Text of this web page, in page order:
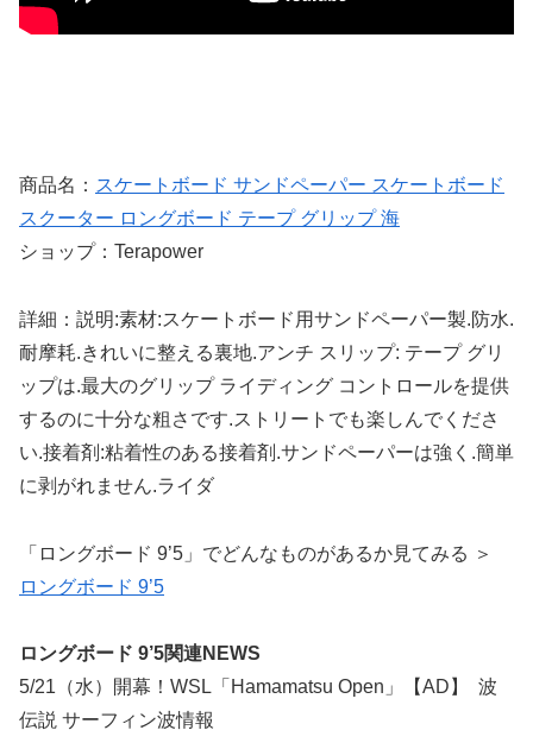
商品名： スケートボード サンドペーパー スケートボード
スクーター ロングボード テープ グリップ 海
ショップ：Terapower
詳細：説明:素材:スケートボード用サンドペーパー製.防水.
耐摩耗.きれいに整える裏地.アンチ スリップ: テープ グリ
ップは.最大のグリップ ライディング コントロールを提供
するのに十分な粗さです.ストリートでも楽しんでくださ
い.接着剤:粘着性のある接着剤.サンドペーパーは強く.簡単
に剥がれません.ライダ
「ロングボード 9’5」でどんなものがあるか見てみる ＞
ロングボード 9’5
ロングボード 9’5関連NEWS
5/21（水）開幕！WSL「Hamamatsu Open」【AD】 波
伝説 サーフィン波情報